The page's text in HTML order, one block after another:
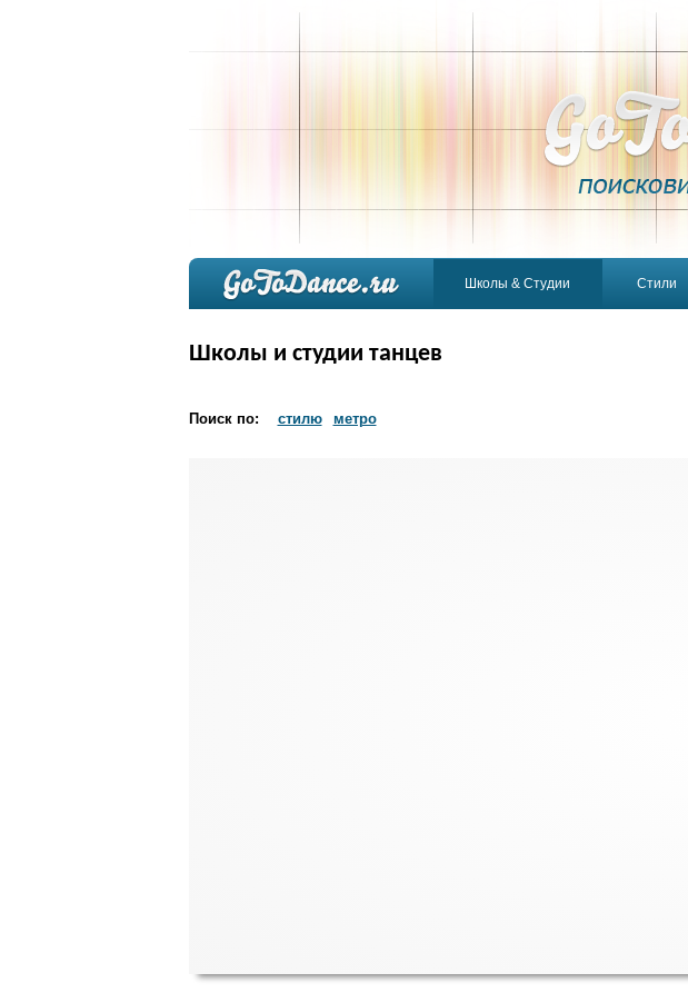
Школы & Студии Стили
Школы и студии танцев
Поиск по: стилю метро